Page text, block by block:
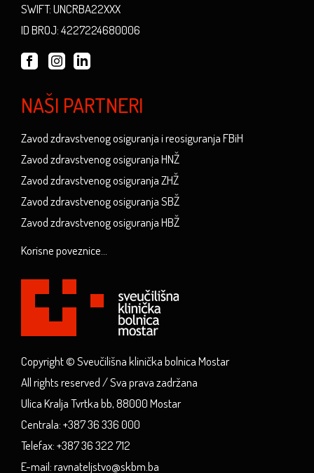
SWIFT: UNCRBA22XXX
ID BROJ: 4227224680006
NAŠI PARTNERI
Zavod zdravstvenog osiguranja i reosiguranja FBiH
Zavod zdravstvenog osiguranja HNŽ
Zavod zdravstvenog osiguranja ZHŽ
Zavod zdravstvenog osiguranja SBŽ
Zavod zdravstvenog osiguranja HBŽ
Korisne poveznice...
Copyright © Sveučilišna klinička bolnica Mostar
All rights reserved / Sva prava zadržana
Ulica Kralja Tvrtka bb, 88000 Mostar
Centrala: +387 36 336 000
Telefax: +387 36 322 712
E-mail: ravnateljstvo@skbm.ba